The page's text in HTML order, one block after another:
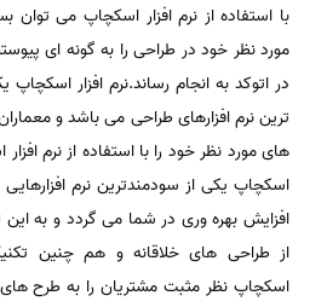
با استفاده از نرم افزار اسکچاپ می توان
مورد نظر خود در طراحی را به گونه ای
در اتوکد به انجام رساند.نرم افزار
ترین نرم افزارهای طراحی می باشد و
های مورد نظر خود را با استفاده از نرم
اسکچاپ یکی از سودمندترین نرم
افزایش بهره وری در شما می گردد و به این
از طراحی های خلاقانه و هم چنین
اسکچاپ نظر مثبت مشتریان را به طرح